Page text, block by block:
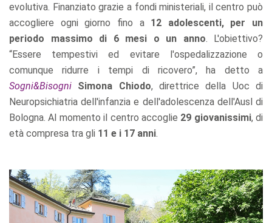
evolutiva. Finanziato grazie a fondi ministeriali, il centro può
accogliere ogni giorno fino a 12 adolescenti, per un
periodo massimo di 6 mesi o un anno. L'obiettivo?
“Essere tempestivi ed evitare l'ospedalizzazione o
comunque ridurre i tempi di ricovero”, ha detto a
Sogni&Bisogni Simona Chiodo, direttrice della Uoc di
Neuropsichiatria dell'infanzia e dell'adolescenza dell'Ausl di
Bologna. Al momento il centro accoglie 29 giovanissimi, di
età compresa tra gli 11 e i 17 anni.